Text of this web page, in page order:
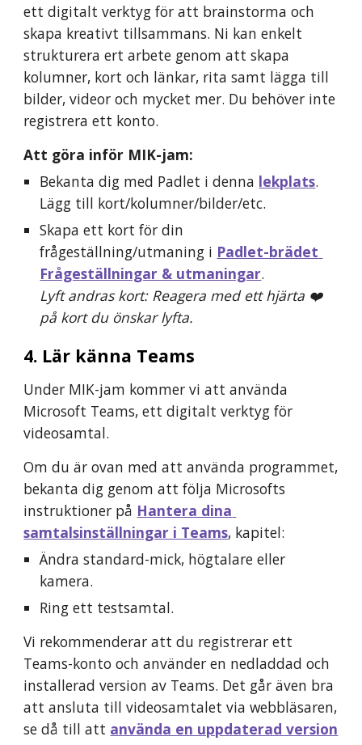
ett digitalt verktyg för att brainstorma och
skapa kreativt tillsammans. Ni kan enkelt
strukturera ert arbete genom att skapa
kolumner, kort och länkar, rita samt lägga till
bilder, videor och mycket mer. Du behöver inte
registrera ett konto.
Att göra inför MIK-jam:
Bekanta dig med Padlet i denna lekplats.
Lägg till kort/kolumner/bilder/etc.
Skapa ett kort för din
frågeställning/utmaning i Padlet-brädet
Frågeställningar & utmaningar.
Lyft andras kort: Reagera med ett hjärta ❤️
på kort du önskar lyfta.
4. Lär känna Teams
Under MIK-jam kommer vi att använda
Microsoft Teams, ett digitalt verktyg för
videosamtal.
Om du är ovan med att använda programmet,
bekanta dig genom att följa Microsofts
instruktioner på Hantera dina
samtalsinställningar i Teams, kapitel:
Ändra standard-mick, högtalare eller
kamera.
Ring ett testsamtal.
Vi rekommenderar att du registrerar ett
Teams-konto och använder en nedladdad och
installerad version av Teams. Det går även bra
att ansluta till videosamtalet via webbläsaren,
se då till att använda en uppdaterad version